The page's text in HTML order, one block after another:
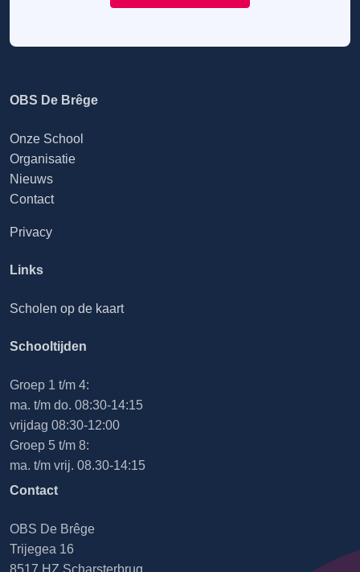
OBS De Brêge
Onze School
Organisatie
Nieuws
Contact
Privacy
Links
Scholen op de kaart
Schooltijden
Groep 1 t/m 4:
ma. t/m do. 08:30-14:15
vrijdag 08:30-12:00
Groep 5 t/m 8:
ma. t/m vrij. 08.30-14:15
Contact
OBS De Brêge
Trijegea 16